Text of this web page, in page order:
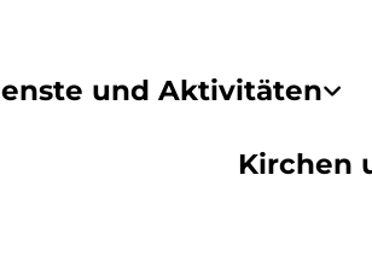
und Aktivitäten
Kirchen